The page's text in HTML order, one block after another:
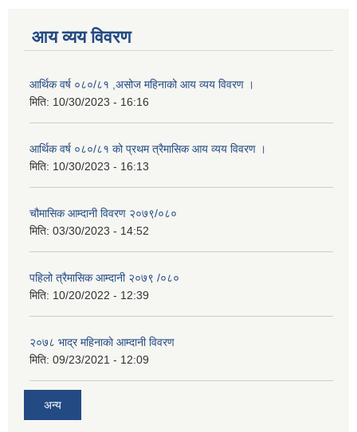
आय व्यय विवरण
आर्थिक वर्ष ०८०/८१ ,असोज महिनाको आय व्यय विवरण ।
मिति: 10/30/2023 - 16:16
आर्थिक वर्ष ०८०/८१ को प्रथम त्रैमासिक आय व्यय विवरण ।
मिति: 10/30/2023 - 16:13
चौमासिक आम्दानी विवरण २०७९/०८०
मिति: 03/30/2023 - 14:52
पहिलो त्रैमासिक आम्दानी २०७९ /०८०
मिति: 10/20/2022 - 12:39
२०७८ भाद्र महिनाकाे आम्दानी विवरण
मिति: 09/23/2021 - 12:09
अन्य